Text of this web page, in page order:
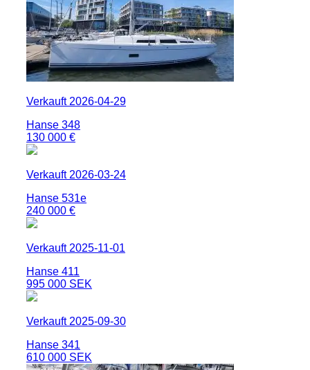
Verkauft 2026-04-29
Hanse 348
130 000 €
Verkauft 2026-03-24
Hanse 531e
240 000 €
Verkauft 2025-11-01
Hanse 411
995 000 SEK
Verkauft 2025-09-30
Hanse 341
610 000 SEK